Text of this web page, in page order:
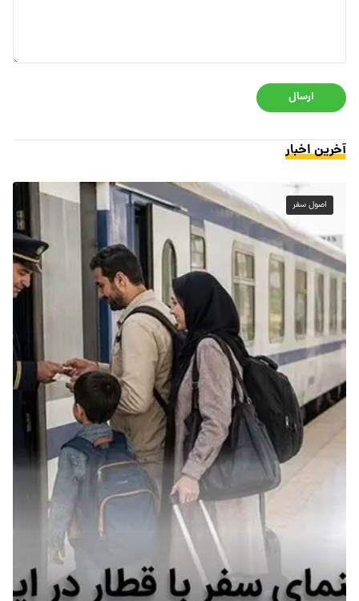
ارسال
آخرین اخبار
اصول سفر